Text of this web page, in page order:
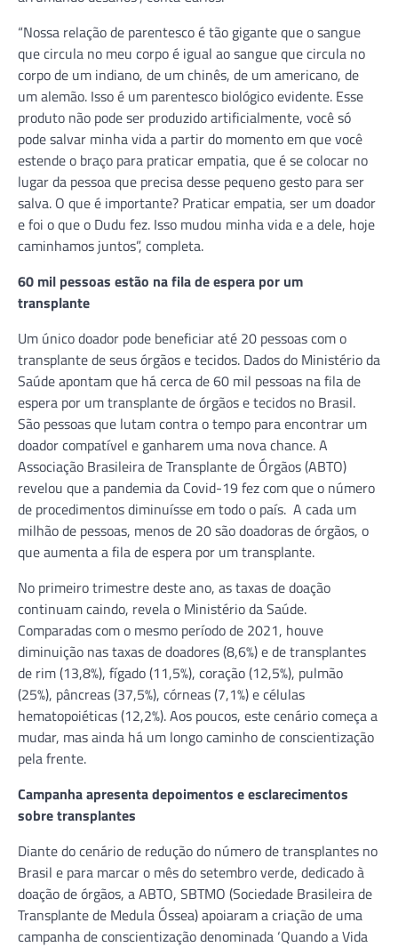
“Nossa relação de parentesco é tão gigante que o sangue
que circula no meu corpo é igual ao sangue que circula no
corpo de um indiano, de um chinês, de um americano, de
um alemão. Isso é um parentesco biológico evidente. Esse
produto não pode ser produzido artificialmente, você só
pode salvar minha vida a partir do momento em que você
estende o braço para praticar empatia, que é se colocar no
lugar da pessoa que precisa desse pequeno gesto para ser
salva. O que é importante? Praticar empatia, ser um doador
e foi o que o Dudu fez. Isso mudou minha vida e a dele, hoje
caminhamos juntos”, completa.
60 mil pessoas estão na fila de espera por um
transplante
Um único doador pode beneficiar até 20 pessoas com o
transplante de seus órgãos e tecidos. Dados do Ministério da
Saúde apontam que há cerca de 60 mil pessoas na fila de
espera por um transplante de órgãos e tecidos no Brasil.
São pessoas que lutam contra o tempo para encontrar um
doador compatível e ganharem uma nova chance. A
Associação Brasileira de Transplante de Órgãos (ABTO)
revelou que a pandemia da Covid-19 fez com que o número
de procedimentos diminuísse em todo o país. A cada um
milhão de pessoas, menos de 20 são doadoras de órgãos, o
que aumenta a fila de espera por um transplante.
No primeiro trimestre deste ano, as taxas de doação
continuam caindo, revela o Ministério da Saúde.
Comparadas com o mesmo período de 2021, houve
diminuição nas taxas de doadores (8,6%) e de transplantes
de rim (13,8%), fígado (11,5%), coração (12,5%), pulmão
(25%), pâncreas (37,5%), córneas (7,1%) e células
hematopoiéticas (12,2%). Aos poucos, este cenário começa a
mudar, mas ainda há um longo caminho de conscientização
pela frente.
Campanha apresenta depoimentos e esclarecimentos
sobre transplantes
Diante do cenário de redução do número de transplantes no
Brasil e para marcar o mês do setembro verde, dedicado à
doação de órgãos, a ABTO, SBTMO (Sociedade Brasileira de
Transplante de Medula Óssea) apoiaram a criação de uma
campanha de conscientização denominada ‘Quando a Vida